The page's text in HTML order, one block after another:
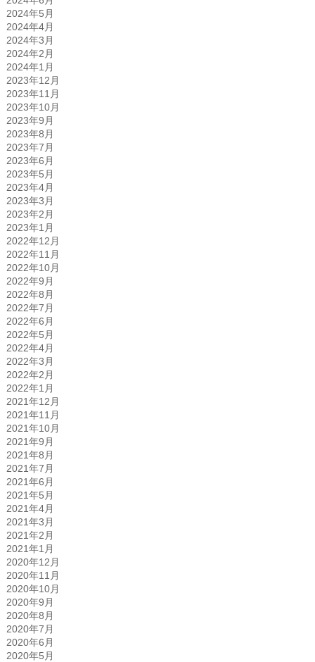
2024年5月
2024年4月
2024年3月
2024年2月
2024年1月
2023年12月
2023年11月
2023年10月
2023年9月
2023年8月
2023年7月
2023年6月
2023年5月
2023年4月
2023年3月
2023年2月
2023年1月
2022年12月
2022年11月
2022年10月
2022年9月
2022年8月
2022年7月
2022年6月
2022年5月
2022年4月
2022年3月
2022年2月
2022年1月
2021年12月
2021年11月
2021年10月
2021年9月
2021年8月
2021年7月
2021年6月
2021年5月
2021年4月
2021年3月
2021年2月
2021年1月
2020年12月
2020年11月
2020年10月
2020年9月
2020年8月
2020年7月
2020年6月
2020年5月